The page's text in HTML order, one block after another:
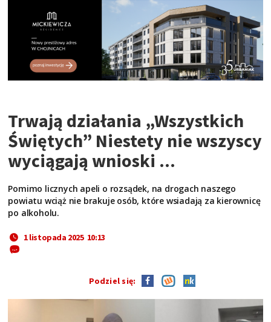
Trwają działania „Wszystkich
Świętych” Niestety nie wszyscy
wyciągają wnioski ...
Pomimo licznych apeli o rozsądek, na drogach naszego
powiatu wciąż nie brakuje osób, które wsiadają za kierownicę
po alkoholu.
1 listopada 2025 10:13
Podziel się: